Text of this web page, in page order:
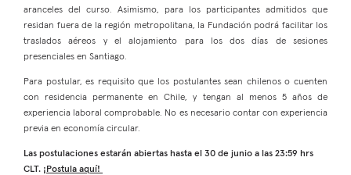
aranceles del curso. Asimismo, para los participantes admitidos que
residan fuera de la región metropolitana, la Fundación podrá facilitar los
traslados aéreos y el alojamiento para los dos días de sesiones
presenciales en Santiago.
Para postular, es requisito que los postulantes sean chilenos o cuenten
con residencia permanente en Chile, y tengan al menos 5 años de
experiencia laboral comprobable. No es necesario contar con experiencia
previa en economía circular.
Las postulaciones estarán abiertas hasta el 30 de junio a las 23:59 hrs
CLT. ¡Postula aquí!